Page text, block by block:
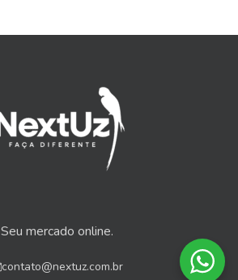
Seu mercado online.
contato@nextuz.com.br